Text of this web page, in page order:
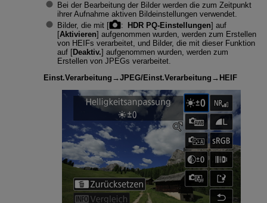
Bei der Bearbeitung der Bilder werden die zum Zeitpunkt
ihrer Aufnahme aktiven Bildeinstellungen verwendet.
Bilder, die mit [
: HDR PQ-Einstellungen] auf
[Aktivieren] aufgenommen wurden, werden zum Erstellen
von HEIFs verarbeitet, und Bilder, die mit dieser Funktion
auf [Deaktiv.] aufgenommen wurden, werden zum
Erstellen von JPEGs verarbeitet.
Einst.Verarbeitung→JPEG/Einst.Verarbeitung→HEIF